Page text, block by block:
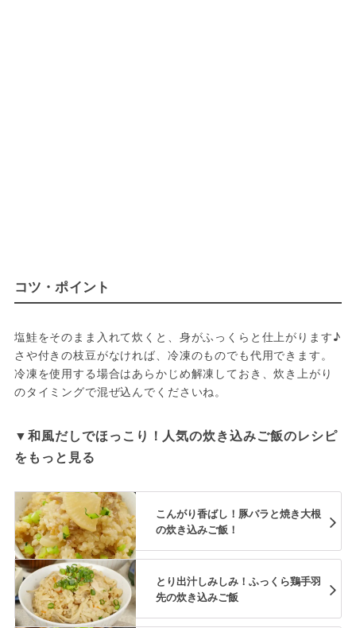
コツ・ポイント
塩鮭をそのまま入れて炊くと、身がふっくらと仕上がります♪
さや付きの枝豆がなければ、冷凍のものでも代用できます。
冷凍を使用する場合はあらかじめ解凍しておき、炊き上がり
のタイミングで混ぜ込んでくださいね。
▼和風だしでほっこり！人気の炊き込みご飯のレシピ
をもっと見る
こんがり香ばし！豚バラと焼き大根
の炊き込みご飯！
とり出汁しみしみ！ふっくら鶏手羽
先の炊き込みご飯